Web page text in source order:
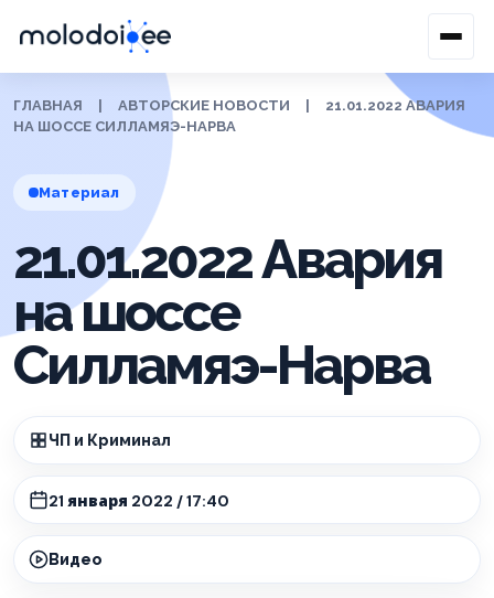
ГЛАВНАЯ АВТОРСКИЕ НОВОСТИ
21.01.2022 АВАРИЯ
НА ШОССЕ СИЛЛАМЯЭ-НАРВА
Материал
21.01.2022 Авария
на шоссе
Силламяэ-Нарва
ЧП и Криминал
21 января 2022 / 17:40
Видео